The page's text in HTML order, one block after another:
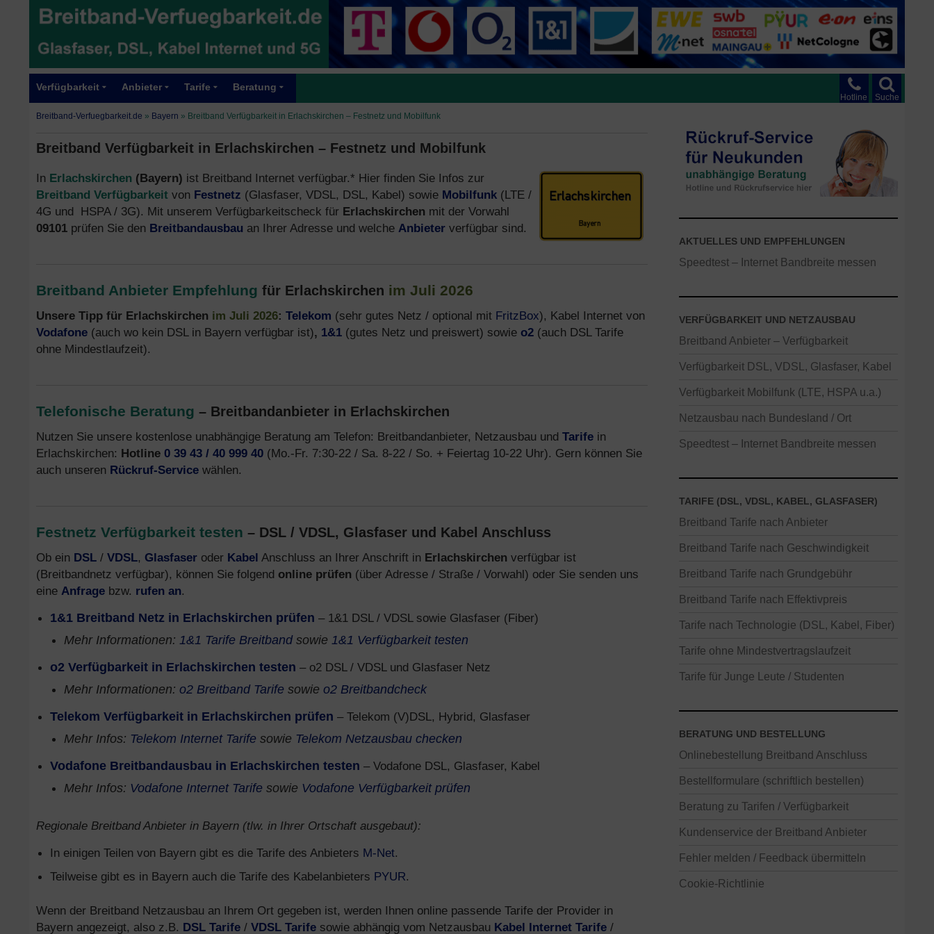
Suche
Hotline
Verfügbarkeit Anbieter Tarife Beratung
Breitband-Verfuegbarkeit.de » Bayern » Breitband Verfügbarkeit in Erlachskirchen – Festnetz und Mobilfunk
Breitband Verfügbarkeit in Erlachskirchen – Festnetz und Mobilfunk
In Erlachskirchen (Bayern) ist Breitband Internet verfügbar.* Hier finden Sie Infos zur
Breitband Verfügbarkeit von Festnetz (Glasfaser, VDSL, DSL, Kabel) sowie Mobilfunk (LTE /
4G und HSPA / 3G). Mit unserem Verfügbarkeitscheck für Erlachskirchen mit der Vorwahl
09101 prüfen Sie den Breitbandausbau an Ihrer Adresse und welche Anbieter verfügbar sind.
Breitband Anbieter Empfehlung für Erlachskirchen im Juli 2026
Unsere Tipp für Erlachskirchen im Juli 2026: Telekom (sehr gutes Netz / optional mit FritzBox), Kabel Internet von
Vodafone (auch wo kein DSL in Bayern verfügbar ist), 1&1 (gutes Netz und preiswert) sowie o2 (auch DSL Tarife
ohne Mindestlaufzeit).
Telefonische Beratung – Breitbandanbieter in Erlachskirchen
Nutzen Sie unsere kostenlose unabhängige Beratung am Telefon: Breitbandanbieter, Netzausbau und Tarife in
Erlachskirchen: Hotline 0 39 43 / 40 999 40 (Mo.-Fr. 7:30-22 / Sa. 8-22 / So. + Feiertag 10-22 Uhr). Gern können Sie
auch unseren Rückruf-Service wählen.
Festnetz Verfügbarkeit testen – DSL / VDSL, Glasfaser und Kabel Anschluss
Ob ein DSL / VDSL, Glasfaser oder Kabel Anschluss an Ihrer Anschrift in Erlachskirchen verfügbar ist
(Breitbandnetz verfügbar), können Sie folgend online prüfen (über Adresse / Straße / Vorwahl) oder Sie senden uns
eine Anfrage bzw. rufen an.
1&1 Breitband Netz in Erlachskirchen prüfen – 1&1 DSL / VDSL sowie Glasfaser (Fiber)
Mehr Informationen: 1&1 Tarife Breitbandsowie 1&1 Verfügbarkeit testen
o2 Verfügbarkeit in Erlachskirchen testen – o2 DSL / VDSL und Glasfaser Netz
Mehr Informationen: o2 Breitband Tarife sowie o2 Breitbandcheck
Telekom Verfügbarkeit in Erlachskirchen prüfen – Telekom (V)DSL, Hybrid, Glasfaser
Mehr Infos: Telekom Internet Tarife sowie Telekom Netzausbau checken
Vodafone Breitbandausbau in Erlachskirchen testen – Vodafone DSL, Glasfaser, Kabel
Mehr Infos: Vodafone Internet Tarife sowie Vodafone Verfügbarkeit prüfen
Regionale Breitband Anbieter in Bayern (tlw. in Ihrer Ortschaft ausgebaut):
In einigen Teilen von Bayern gibt es die Tarife des Anbieters M-Net.
Teilweise gibt es in Bayern auch die Tarife des Kabelanbieters PYUR.
Wenn der Breitband Netzausbau an Ihrem Ort gegeben ist, werden Ihnen online passende Tarife der Provider in
Bayern angezeigt, also z.B. DSL Tarife / VDSL Tarife sowie abhängig vom Netzausbau Kabel Internet Tarife /
AKTUELLES UND EMPFEHLUNGEN
Speedtest – Internet Bandbreite messen
VERFÜGBARKEIT UND NETZAUSBAU
Breitband Anbieter – Verfügbarkeit
Verfügbarkeit DSL, VDSL, Glasfaser, Kabel
Verfügbarkeit Mobilfunk (LTE, HSPA u.a.)
Netzausbau nach Bundesland / Ort
Speedtest – Internet Bandbreite messen
TARIFE (DSL, VDSL, KABEL, GLASFASER)
Breitband Tarife nach Anbieter
Breitband Tarife nach Geschwindigkeit
Breitband Tarife nach Grundgebühr
Breitband Tarife nach Effektivpreis
Tarife nach Technologie (DSL, Kabel, Fiber)
Tarife ohne Mindestvertragslaufzeit
Tarife für Junge Leute / Studenten
BERATUNG UND BESTELLUNG
Onlinebestellung Breitband Anschluss
Bestellformulare (schriftlich bestellen)
Beratung zu Tarifen / Verfügbarkeit
Kundenservice der Breitband Anbieter
Fehler melden / Feedback übermitteln
Cookie-Richtlinie